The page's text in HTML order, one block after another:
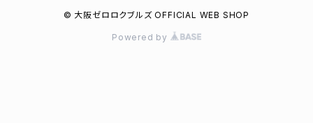
© 大阪ゼロロクブルズ OFFICIAL WEB SHOP
Powered by